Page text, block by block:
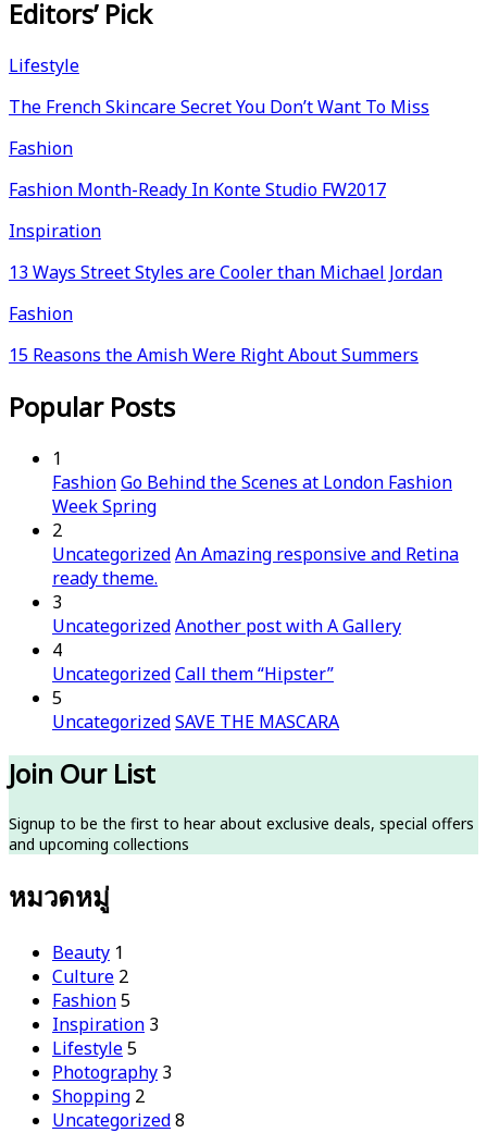
Editors’ Pick
Lifestyle
The French Skincare Secret You Don’t Want To Miss
Fashion
Fashion Month-Ready In Konte Studio FW2017
Inspiration
13 Ways Street Styles are Cooler than Michael Jordan
Fashion
15 Reasons the Amish Were Right About Summers
Popular Posts
1
FashionGo Behind the Scenes at London Fashion
Week Spring
2
UncategorizedAn Amazing responsive and Retina
ready theme.
3
UncategorizedAnother post with A Gallery
4
UncategorizedCall them “Hipster”
5
UncategorizedSAVE THE MASCARA
Join Our List
Signup to be the first to hear about exclusive deals, special offers
and upcoming collections
หมวดหมู่
Beauty 1
Culture 2
Fashion5
Inspiration 3
Lifestyle5
Photography 3
Shopping 2
Uncategorized8